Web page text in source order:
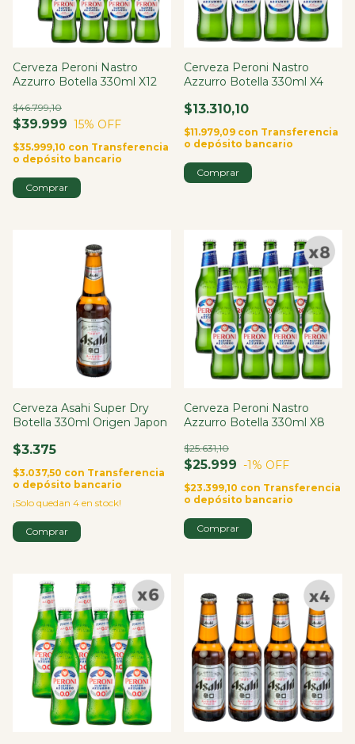
Cerveza Peroni Nastro
Azzurro Botella 330ml X12
$39.999
$46.799,10
15% OFF
$35.999,10 con Transferencia
o depósito bancario
Cerveza Peroni Nastro
Azzurro Botella 330ml X4
$13.310,10
$11.979,09 con Transferencia
o depósito bancario
Cerveza Asahi Super Dry
Botella 330ml Origen Japon
$3.375
$3.037,50 con Transferencia
o depósito bancario
¡Solo quedan 4 en stock!
Cerveza Peroni Nastro
Azzurro Botella 330ml X8
$25.999
$25.631,10
-1% OFF
$23.399,10 con Transferencia
o depósito bancario